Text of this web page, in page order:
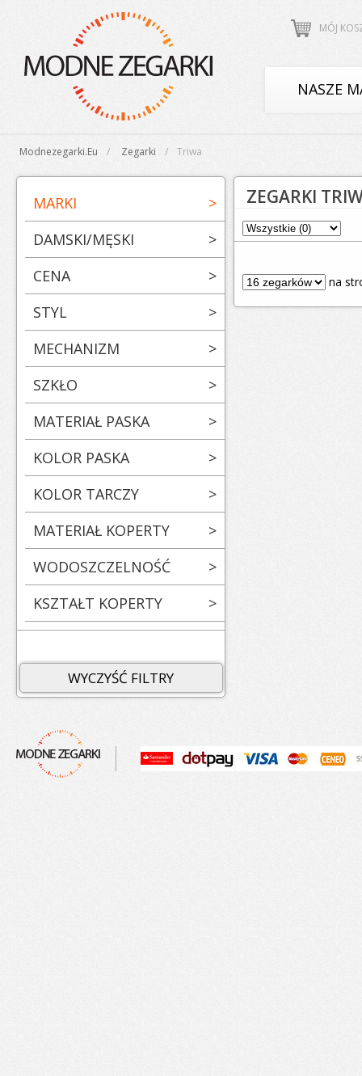
MÓJ
NASZE
Modnezegarki.eu Zegarki Triwa
MARKI
>
DAMSKI/MĘSKI
>
CENA
>
STYL
>
MECHANIZM
>
SZKŁO
>
MATERIAŁ PASKA
>
KOLOR PASKA
>
KOLOR TARCZY
>
MATERIAŁ KOPERTY
>
WODOSZCZELNOŚĆ
>
KSZTAŁT KOPERTY
>
WYCZYŚĆ FILTRY
ZEGARKI
na